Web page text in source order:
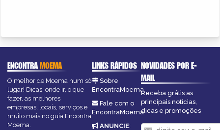
ENCONTRAMOEMA
O melhor de Moema num só
lugar! Dicas, onde ir, o que
fazer, as melhores
empresas, locais, serviços e
muito mais no guia Encontra
Moema.
LINKS RÁPIDOS
Sobre
EncontraMoema
Fale com o
EncontraMoema
ANUNCIE:
NOVIDADES POR E-
MAIL
Receba grátis as
principais notícias,
dicas e promoções